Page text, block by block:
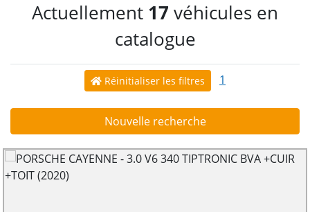
Actuellement 17 véhicules en
catalogue
Réinitialiser les filtres 1
Nouvelle recherche